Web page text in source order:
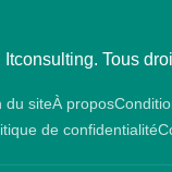
Tous
du siteÀ propos
de confidentialité